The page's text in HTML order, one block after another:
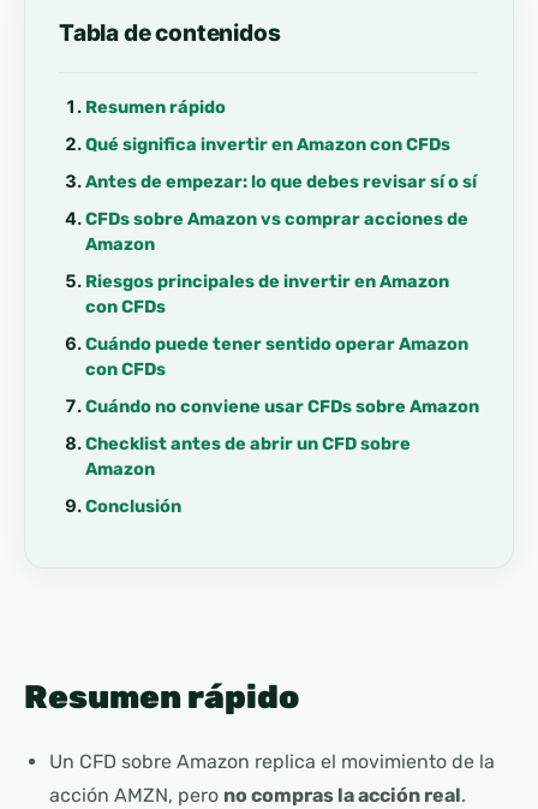
Tabla de contenidos
Resumen rápido
Qué significa invertir en Amazon con CFDs
Antes de empezar: lo que debes revisar sí o sí
CFDs sobre Amazon vs comprar acciones de
Amazon
Riesgos principales de invertir en Amazon
con CFDs
Cuándo puede tener sentido operar Amazon
con CFDs
Cuándo no conviene usar CFDs sobre Amazon
Checklist antes de abrir un CFD sobre
Amazon
Conclusión
Resumen rápido
Un CFD sobre Amazon replica el movimiento de la
acción AMZN, pero no compras la acción real.